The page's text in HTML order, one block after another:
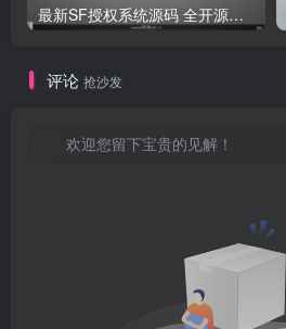
最新SF授权系统源码 全开源无加密v5.2版本
评论 抢沙发
欢迎您留下宝贵的见解！